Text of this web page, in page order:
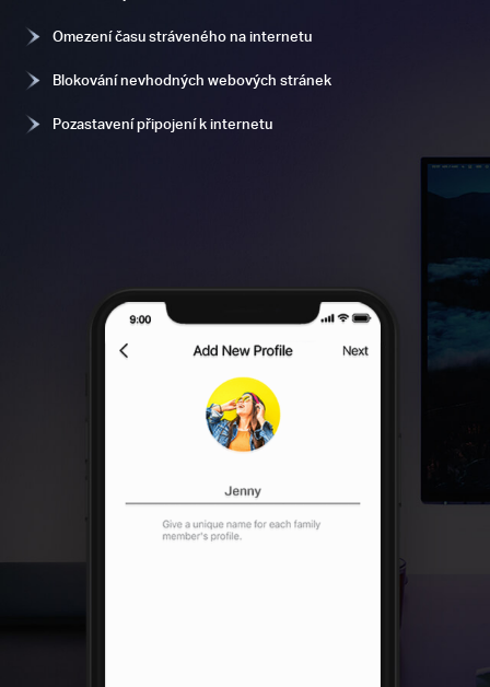
Omezení času stráveného na internetu
Blokování nevhodných webových stránek
Pozastavení připojení k internetu